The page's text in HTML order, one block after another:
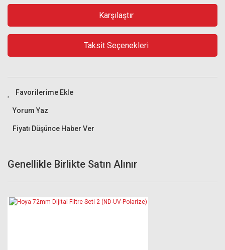
Karşılaştır
Taksit Seçenekleri
Yorum Yaz
Fiyatı Düşünce Haber Ver
Genellikle Birlikte Satın Alınır